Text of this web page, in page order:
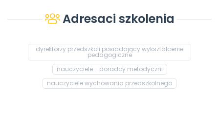
Adresaci szkolenia
dyrektorzy przedszkoli posiadający wykształcenie
pedagogiczne
nauczyciele - doradcy metodyczni
nauczyciele wychowania przedszkolnego